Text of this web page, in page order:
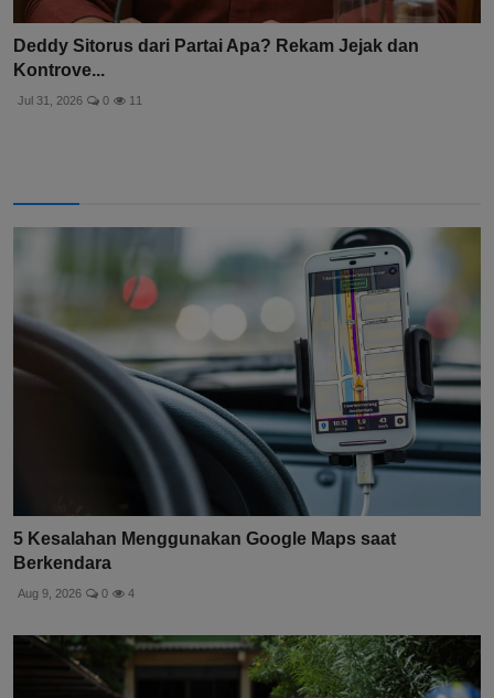
Deddy Sitorus dari Partai Apa? Rekam Jejak dan
Kontrove...
Jul 31, 2026 0 11
5 Kesalahan Menggunakan Google Maps saat
Berkendara
Aug 9, 2026 0 4